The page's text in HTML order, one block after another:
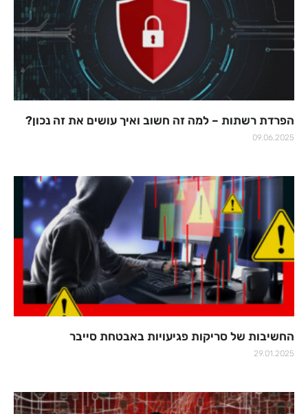
הפרדת רשתות – למה זה חשוב ואיך עושים את זה נכון?
09.06.2025
החשיבות של סריקות פגיעויות באבטחת סייבר
29.01.2025